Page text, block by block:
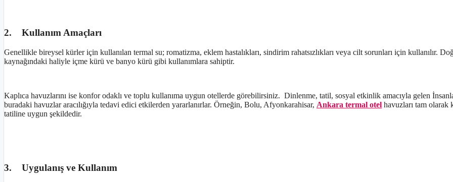
2. Kullanım Amaçları
Genellikle bireysel kürler için kullanılan termal su; romatizma, eklem hastalıkları, sindirim rahatsızlıkları veya cilt sorunları için kullanılır.
kaynağındaki haliyle içme kürü ve banyo kürü gibi kullanımlara sahiptir.
Kaplıca havuzlarını ise konfor odaklı ve toplu kullanıma uygun otellerde görebilirsiniz. Dinlenme, tatil, sosyal etkinlik amacıyla gelen
buradaki havuzlar aracılığıyla tedavi edici etkilerden yararlanırlar. Örneğin, Bolu, Afyonkarahisar, Ankara termal otel havuzları tam olarak
tatiline uygun şekildedir.
3. Uygulanış ve Kullanım